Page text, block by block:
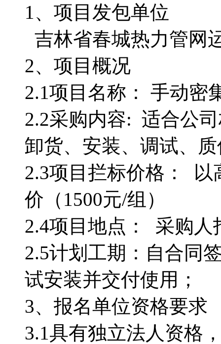
1、项目发包单位
吉林省春城热力管网
2、项目概况
2.1项目名称
2.2采购内容: 适合公
卸货、安装、调试、
2.3项目拦标价格： 以
价（1500元/组）
2.4项目地点：
2.5计划工期：自合同
试安装并交付
3、报名单位资格要求
3.1具有独立法人资格